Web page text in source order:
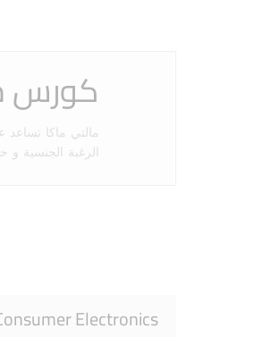
كورس
مالتي ماكا
الرغبة الجنسية
Electronics